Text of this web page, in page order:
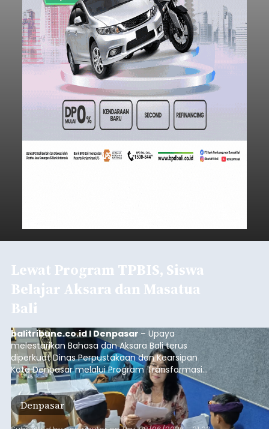
Lewat Program TPBIS, Siswa
Belajar Aksara dan Masatua
Bali
balitribune.co.id I Denpasar – Upaya
melestarikan Bahasa dan Aksara Bali terus
diperkuat Dinas Perpustakaan dan Kearsipan
Kota Denpasar melalui Program Transformasi
Perpustakaan Berbasis Inklusi Sosial (TPBIS).
Tahun ini, sebanyak 63 siswa kelas IV dan V SD
Negeri 17 Dangin Puri mendapat pelatihan
menulis Aksara Bali serta Masatua atau
Denpasar